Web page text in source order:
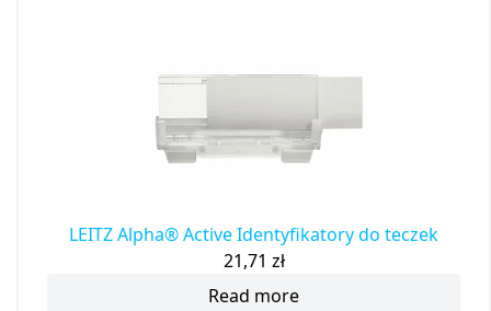
LEITZ Alpha® Active Identyfikatory do teczek
21,71 zł
Read more